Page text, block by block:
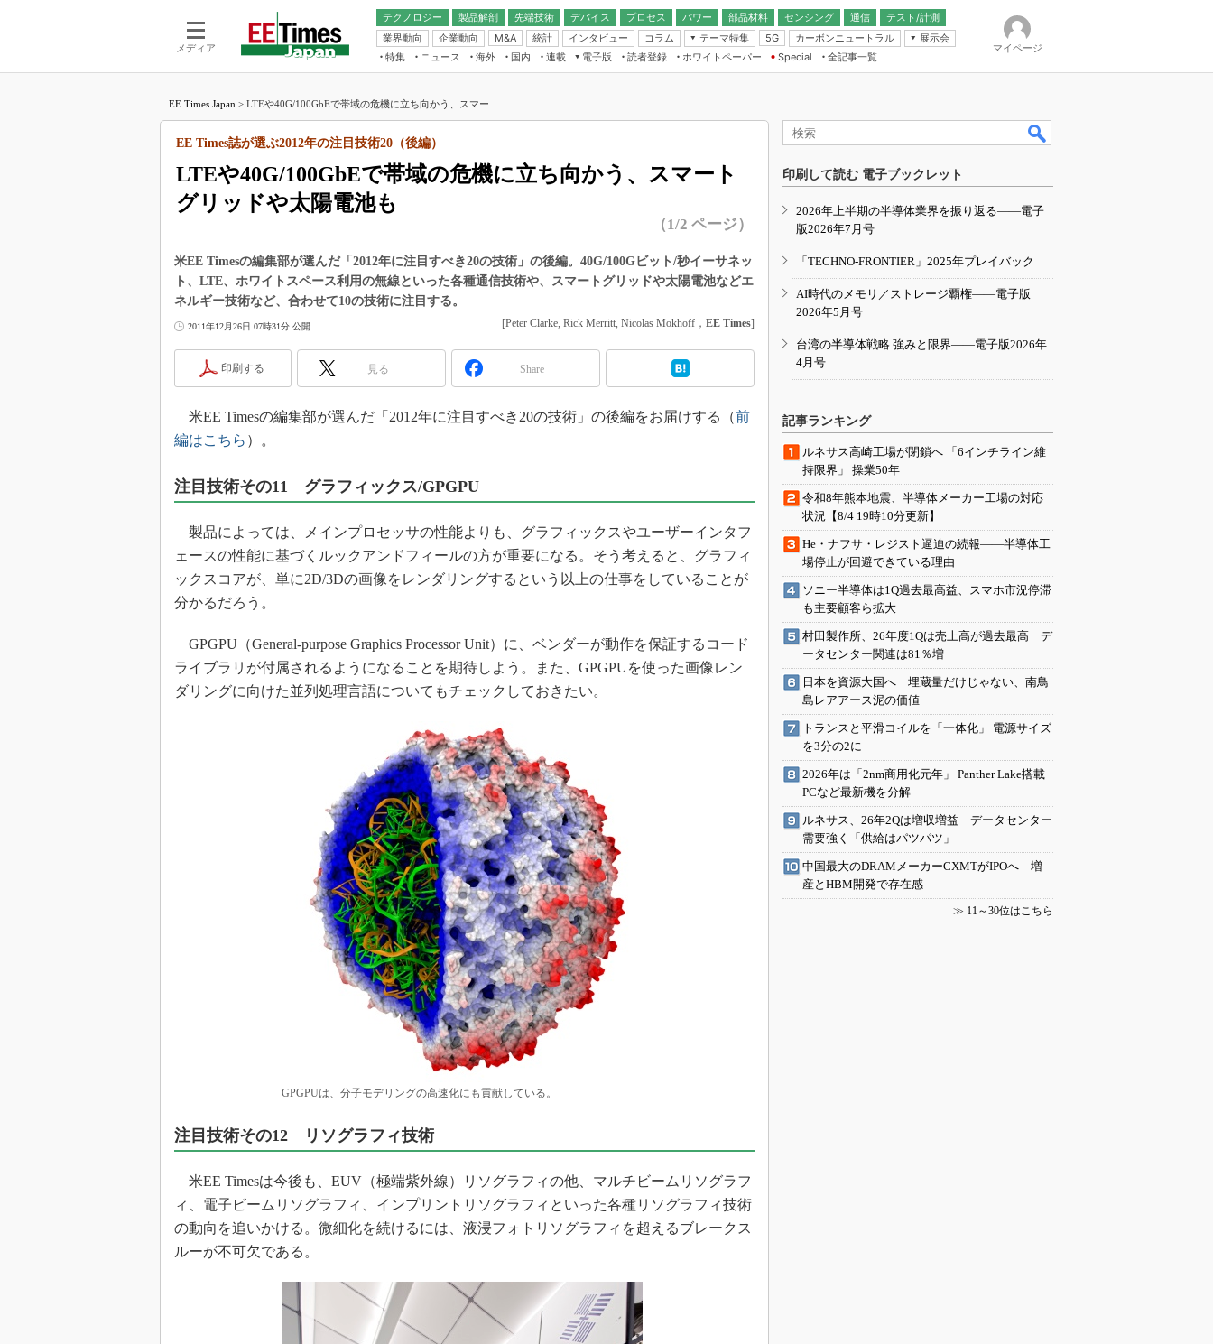
メディア
テクノロジー 製品解剖
先端技術
電池／エネルギー
デバイス
アナログ
マイコン
FPGA
プロセス パワー 部品材料 センシング
通信
無線
テスト/計測
業界動向
企業動向 M&A 統計 インタビュー コラム
テーマ特集
フィジカルAI
読者調査（EE Times Research）
電源設計（EDN Japan）
エレクトロニクス入門（EDN
5G カーボンニュートラル
展示会
IoT・エッジコンピューティング
EXPO
TECHNO-FRONTIER
人とくるま展
特集 ニュース 海外 国内
連載
福田昭のデバイス通信
湯之上隆のナノフォーカス
大山聡の業界スコープ
大原雄介のエレ・組み込みプレイバ
ック
世界を「数字」で回してみよう
踊るバズワード ～Behind the
製品分解で探るアジアの新トレンド
光伝送技術を知る
イノベーションは日本を救うのか
IHSアナリスト「未来展望」
「英語に愛されないエンジニア」の
ための新行動論
電子版
電子ブックレット
読者登録 ホワイトペーパー
Special
全記事一覧
マイページ
EE Times Japan > LTEや40G/100GbEで帯域の危機に立ち向かう、スマー...
LTEや40G/100GbEで帯域の危機に立ち向かう、スマート
グリッドや太陽電池も
EE Times誌が選ぶ2012年の注目技術20（後編）
（1/2 ページ）
米EE Timesの編集部が選んだ「2012年に注目すべき20の技術」の後編。40G/100Gビット/秒イーサネッ
ト、LTE、ホワイトスペース利用の無線といった各種通信技術や、スマートグリッドや太陽電池などエ
ネルギー技術など、合わせて10の技術に注目する。
2011年12月26日 07時31分 公開 [Peter Clarke, Rick Merritt, Nicolas Mokhoff， EE Times]
印刷する 見る Share
米EE Timesの編集部が選んだ「2012年に注目すべき20の技術」の後編をお届けする（前
編はこちら ）。
注目技術その11 グラフィックス/GPGPU
製品によっては、メインプロセッサの性能よりも、グラフィックスやユーザーインタフ
ェースの性能に基づくルックアンドフィールの方が重要になる。そう考えると、グラフィ
ックスコアが、単に2D/3Dの画像をレンダリングするという以上の仕事をしていることが
分かるだろう。
GPGPU（General-purpose Graphics Processor Unit）に、ベンダーが動作を保証するコード
ライブラリが付属されるようになることを期待しよう。また、GPGPUを使った画像レン
ダリングに向けた並列処理言語についてもチェックしておきたい。
GPGPUは、分子モデリングの高速化にも貢献している。
注目技術その12 リソグラフィ技術
米EE Timesは今後も、EUV（極端紫外線）リソグラフィの他、マルチビームリソグラフ
ィ、電子ビームリソグラフィ、インプリントリソグラフィといった各種リソグラフィ技術
の動向を追いかける。微細化を続けるには、液浸フォトリソグラフィを超えるブレークス
ルーが不可欠である。
印刷して読む 電子ブックレット
2026年上半期の半導体業界を振り返る――電子
版2026年7月号
「TECHNO-FRONTIER」2025年プレイバック
AI時代のメモリ／ストレージ覇権――電子版
2026年5月号
台湾の半導体戦略 強みと限界――電子版2026年
4月号
記事ランキング
ルネサス高崎工場が閉鎖へ 「6インチライン維
持限界」 操業50年
令和8年熊本地震、半導体メーカー工場の対応
状況【8/4 19時10分更新】
He・ナフサ・レジスト逼迫の続報――半導体工
場停止が回避できている理由
ソニー半導体は1Q過去最高益、スマホ市況停滞
も主要顧客ら拡大
村田製作所、26年度1Qは売上高が過去最高 デ
ータセンター関連は81％増
日本を資源大国へ 埋蔵量だけじゃない、南鳥
島レアアース泥の価値
トランスと平滑コイルを「一体化」 電源サイズ
を3分の2に
2026年は「2nm商用化元年」 Panther Lake搭載
PCなど最新機を分解
ルネサス、26年2Qは増収増益 データセンター
需要強く「供給はパツパツ」
中国最大のDRAMメーカーCXMTがIPOへ 増
産とHBM開発で存在感
≫ 11～30位はこちら